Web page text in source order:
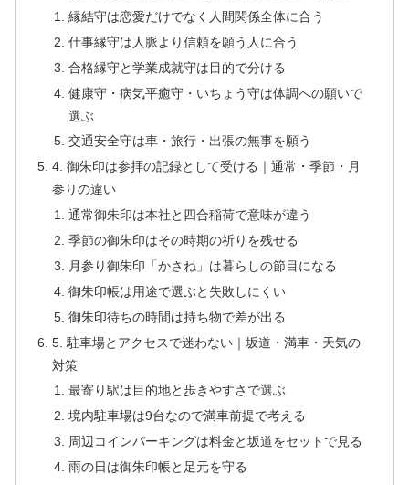
縁結守は恋愛だけでなく人間関係全体に合う
仕事縁守は人脈より信頼を願う人に合う
合格縁守と学業成就守は目的で分ける
健康守・病気平癒守・いちょう守は体調への願いで
選ぶ
交通安全守は車・旅行・出張の無事を願う
4. 御朱印は参拝の記録として受ける｜通常・季節・月
参りの違い
通常御朱印は本社と四合稲荷で意味が違う
季節の御朱印はその時期の祈りを残せる
月参り御朱印「かさね」は暮らしの節目になる
御朱印帳は用途で選ぶと失敗しにくい
御朱印待ちの時間は持ち物で差が出る
5. 駐車場とアクセスで迷わない｜坂道・満車・天気の
対策
最寄り駅は目的地と歩きやすさで選ぶ
境内駐車場は9台なので満車前提で考える
周辺コインパーキングは料金と坂道をセットで見る
雨の日は御朱印帳と足元を守る